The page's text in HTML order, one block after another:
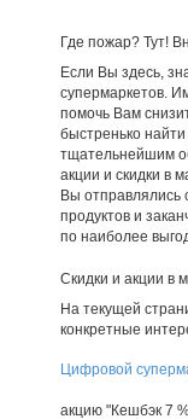
Где пожар? Тут!
Если Вы здесь,
супермаркетов.
помочь Вам
быстренько
тщательнейшим
акции и скидки в
Вы отправлялись
продуктов и
по наиболее
Скидки и акции в
На текущей
конкретные
Цифровой
акцию "Кешбэк 7